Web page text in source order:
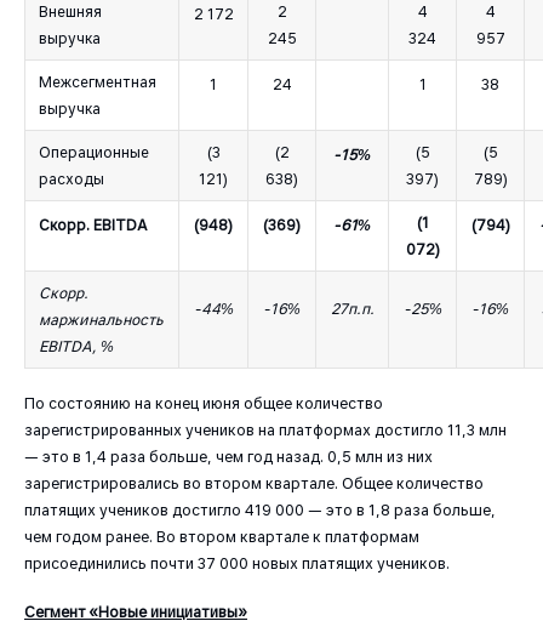
Внешняя
выручка
2 172
2
245
4
324
4
957
Межсегментная
выручка
1 24 1 38
Операционные
расходы
(3
121)
(2
638)
-15%
(5
397)
(5
789)
Скорр. EBITDA (948) (369) -61%
(1
072)
(794)
Скорр.
маржинальность
EBITDA, %
-44% -16% 27п.п. -25% -16%
По состоянию на конец июня общее количество
зарегистрированных учеников на платформах достигло 11,3 млн
— это в 1,4 раза больше, чем год назад. 0,5 млн из них
зарегистрировались во втором квартале. Общее количество
платящих учеников достигло 419 000 — это в 1,8 раза больше,
чем годом ранее. Во втором квартале к платформам
присоединились почти 37 000 новых платящих учеников.
Сегмент «Новые инициативы»